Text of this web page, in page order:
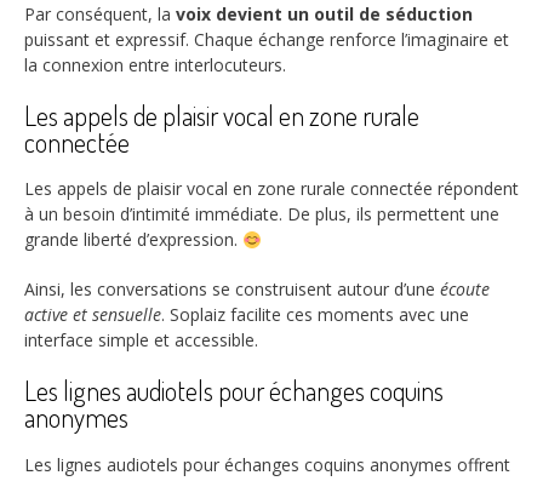
Par conséquent, la voix devient un outil de séduction
puissant et expressif. Chaque échange renforce l’imaginaire et
la connexion entre interlocuteurs.
Les appels de plaisir vocal en zone rurale
connectée
Les appels de plaisir vocal en zone rurale connectée répondent
à un besoin d’intimité immédiate. De plus, ils permettent une
grande liberté d’expression.
Ainsi, les conversations se construisent autour d’une écoute
active et sensuelle. Soplaiz facilite ces moments avec une
interface simple et accessible.
Les lignes audiotels pour échanges coquins
anonymes
Les lignes audiotels pour échanges coquins anonymes offrent